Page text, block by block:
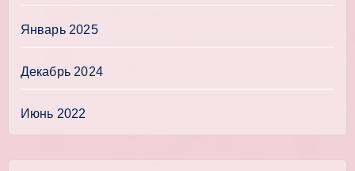
Январь 2025
Декабрь 2024
Июнь 2022